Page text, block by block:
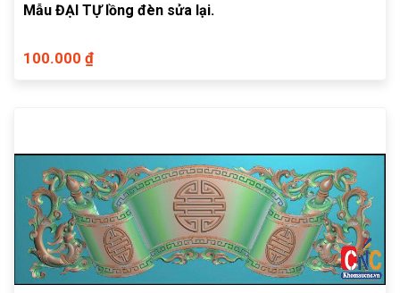
Mẫu ĐẠI TỰ lồng đèn sửa lại.
100.000 ₫